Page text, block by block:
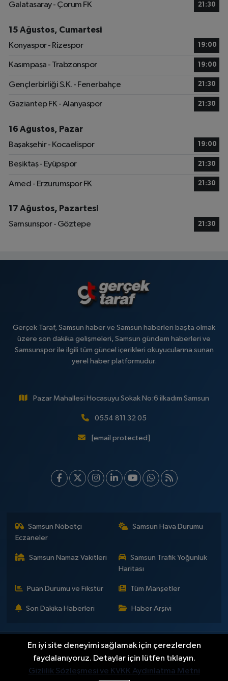
Galatasaray - Çorum FK
21:30
15 Ağustos, Cumartesi
Konyaspor - Rizespor
19:00
Kasımpaşa - Trabzonspor 19:00
Gençlerbirliği S.K. - Fenerbahçe 21:30
Gaziantep FK - Alanyaspor 21:30
16 Ağustos, Pazar
Başakşehir - Kocaelispor
19:00
Beşiktaş - Eyüpspor 21:30
Amed - Erzurumspor FK 21:30
17 Ağustos, Pazartesi
Samsunspor - Göztepe
21:30
Gerçek Taraf, Samsun haber ve Samsun haberleri başta olmak
üzere son dakika gelişmeleri, Samsun gündem haberleri ve
Samsunspor ile ilgili tüm güncel içerikleri okuyucularına sunan
yerel haber platformudur.
Pazar Mahallesi Hocasuyu Sokak No:6 ilkadım Samsun
0554 811 32 05
[email protected]
Samsun Nöbetçi
Eczaneler
Samsun Hava Durumu
Samsun Namaz Vakitleri
Samsun Trafik Yoğunluk
Haritası
Puan Durumu ve Fikstür Tüm Manşetler
Son Dakika Haberleri Haber Arşivi
İLETİŞİM KÜNYE
Gizlilik Sözleşmesi
Yayın Politikaları ve Kullanım Şartları
Yayın İlkeleri
Hakkımızda
Okan Çakır kimdir?
BİLİM DÜNYA EĞİTİM EKONOMİ
GENEL
En iyi site deneyimi sağlamak için çerezlerden
faydalanıyoruz. Detaylar için lütfen tıklayın.
Gizlilik Sözleşmesi ve KVKK Aydınlatma Metni